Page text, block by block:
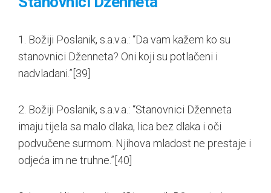
1. Božiji Poslanik, s.a.v.a.: “Da vam kažem ko su
stanovnici Dženneta? Oni koji su potlačeni i
nadvladani.”[39]
2. Božiji Poslanik, s.a.v.a.: “Stanovnici Dženneta
imaju tijela sa malo dlaka, lica bez dlaka i oči
podvučene surmom. Njihova mladost ne prestaje i
odjeća im ne truhne.”[40]